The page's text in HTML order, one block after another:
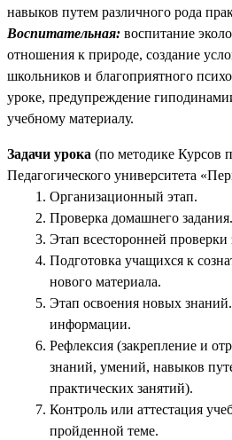
навыков путем различного рода
Воспитательная: воспитание
отношения к природе, создание
школьников и благоприятного
уроке, предупреждение
учебному материалу.
Задачи урока (по методике Курсов
Педагогического университета
Организационный этап.
Проверка домашнего задания.
Этап всесторонней проверки
Подготовка учащихся к
нового материала.
Этап освоения новых
информации.
Рефлексия (закрепление и
знаний, умений, навыков
практических занятий).
Контроль или аттестация
пройденной теме.